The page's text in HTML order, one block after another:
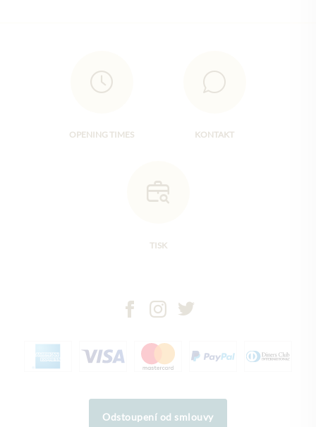
OPENING TIMES KONTAKT
TISK
Odstoupení od smlouvy